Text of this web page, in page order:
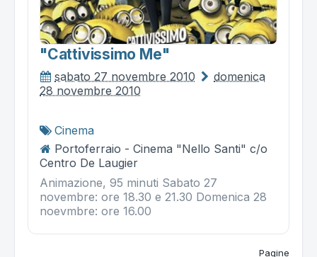
"cattivissimo Me"
sabato 27 novembre 2010
domenica
28 novembre 2010
Cinema
Portoferraio - Cinema "Nello Santi" c/o
Centro De Laugier
Animazione, 95 minuti Sabato 27
novembre: ore 18.30 e 21.30 Domenica 28
noevmbre: ore 16.00
Pagine